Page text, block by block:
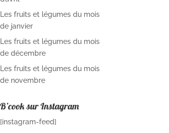
Les fruits et légumes du mois
de janvier
Les fruits et légumes du mois
de décembre
Les fruits et légumes du mois
de novembre
B’cook sur Instagram
[instagram-feed]